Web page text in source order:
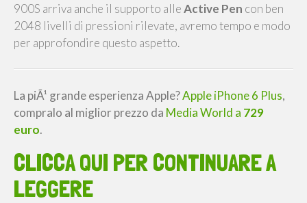
900S arriva anche il supporto alleActive Pen con ben
2048 livelli di pressioni rilevate, avremo tempo e modo
per approfondire questo aspetto.
La piÃ¹ grande esperienza Apple?Apple iPhone 6 Plus,
compralo al miglior prezzo da Media World a 729
euro.
CLICCA QUI PER CONTINUARE A
LEGGERE